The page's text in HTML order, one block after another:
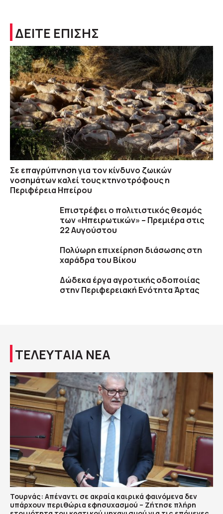
ΔΕΙΤΕ ΕΠΙΣΗΣ
Σε επαγρύπνηση για τον κίνδυνο ζωικών
νοσημάτων καλεί τους κτηνοτρόφους η
Περιφέρεια Ηπείρου
Επιστρέφει ο πολιτιστικός θεσμός
των «Ηπειρωτικών» – Πρεμιέρα στις
22 Αυγούστου
Πολύωρη επιχείρηση διάσωσης στη
χαράδρα του Βίκου
Δώδεκα έργα αγροτικής οδοποιίας
στην Περιφερειακή Ενότητα Άρτας
ΤΕΛΕΥΤΑΙΑ ΝΕΑ
Τουρνάς: Απέναντι σε ακραία καιρικά φαινόμενα δεν
υπάρχουν περιθώρια εφησυχασμού – Ζήτησε πλήρη